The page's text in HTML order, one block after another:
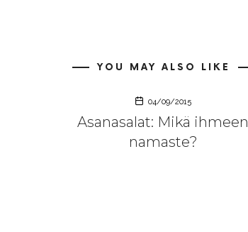
YOU MAY ALSO LIKE
04/09/2015
Asanasalat: Mikä ihmeen
namaste?